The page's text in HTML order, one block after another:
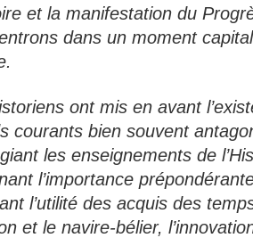
et la manifestation du
dans un moment
ont mis en avant
courants bien souvent
les enseignements de
l’importance
l’utilité des acquis des
et le navire-bélier,